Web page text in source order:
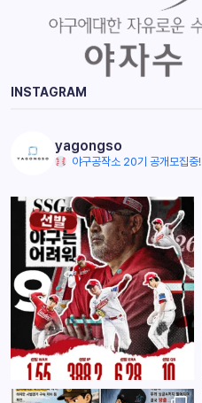
INSTAGRAM
yagongso
야구공작소 20기 공개모집중!